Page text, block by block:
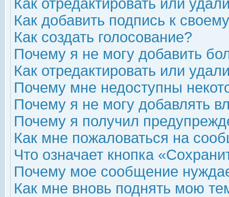
Как отредактировать или
Как добавить подпись к
Как создать голосование?
Почему я не могу добавить
Как отредактировать или
Почему мне недоступны
Почему я не могу добавлять
Почему я получил
Как мне пожаловаться на
Что означает кнопка
Почему мое сообщение
Как мне вновь поднять мою